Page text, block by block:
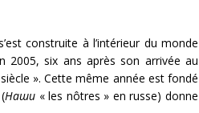
construite à l’intérieur du monde
2005, six ans après son arrivée au
». Cette même année est fondé
Наши « les nôtres » en russe) donne